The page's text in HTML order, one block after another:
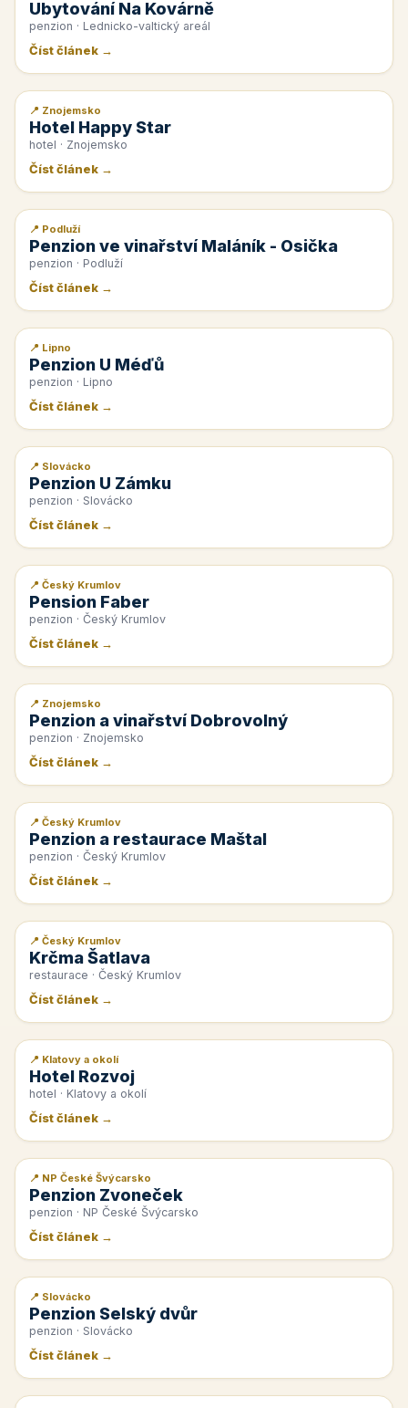
Ubytování Na Kovárně
penzion · Lednicko-valtický areál
Číst článek →
📰 PR článek
📍 Znojemsko
Hotel Happy Star
hotel · Znojemsko
Číst článek →
📰 PR článek
📍 Podluží
Penzion ve vinařství Maláník - Osička
penzion · Podluží
Číst článek →
📰 PR článek
📍 Lipno
Penzion U Méďů
penzion · Lipno
Číst článek →
📰 PR článek
📍 Slovácko
Penzion U Zámku
penzion · Slovácko
Číst článek →
📰 PR článek
📍 Český Krumlov
Pension Faber
penzion · Český Krumlov
Číst článek →
📰 PR článek
📍 Znojemsko
Penzion a vinařství Dobrovolný
penzion · Znojemsko
Číst článek →
📰 PR článek
📍 Český Krumlov
Penzion a restaurace Maštal
penzion · Český Krumlov
Číst článek →
📰 PR článek
📍 Český Krumlov
Krčma Šatlava
restaurace · Český Krumlov
Číst článek →
📰 PR článek
📍 Klatovy a okolí
Hotel Rozvoj
hotel · Klatovy a okolí
Číst článek →
📰 PR článek
📍 NP České Švýcarsko
Penzion Zvoneček
penzion · NP České Švýcarsko
Číst článek →
📰 PR článek
📍 Slovácko
Penzion Selský dvůr
penzion · Slovácko
Číst článek →